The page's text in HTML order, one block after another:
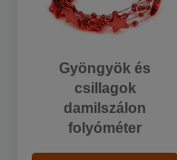
Gyöngyök és
csillagok
damilszálon
folyóméter